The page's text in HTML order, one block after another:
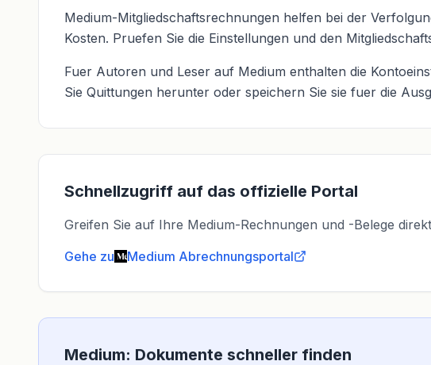
Medium-Mitgliedschaftsrechnungen helfen bei der
Kosten. Pruefen Sie die Einstellungen und den
Fuer Autoren und Leser auf Medium enthalten die
Sie Quittungen herunter oder speichern Sie sie fuer die
Schnellzugriff auf das offizielle Portal
Greifen Sie auf Ihre Medium-Rechnungen und -Belege
Gehe zu
Medium Abrechnungsportal
Medium: Dokumente schneller finden